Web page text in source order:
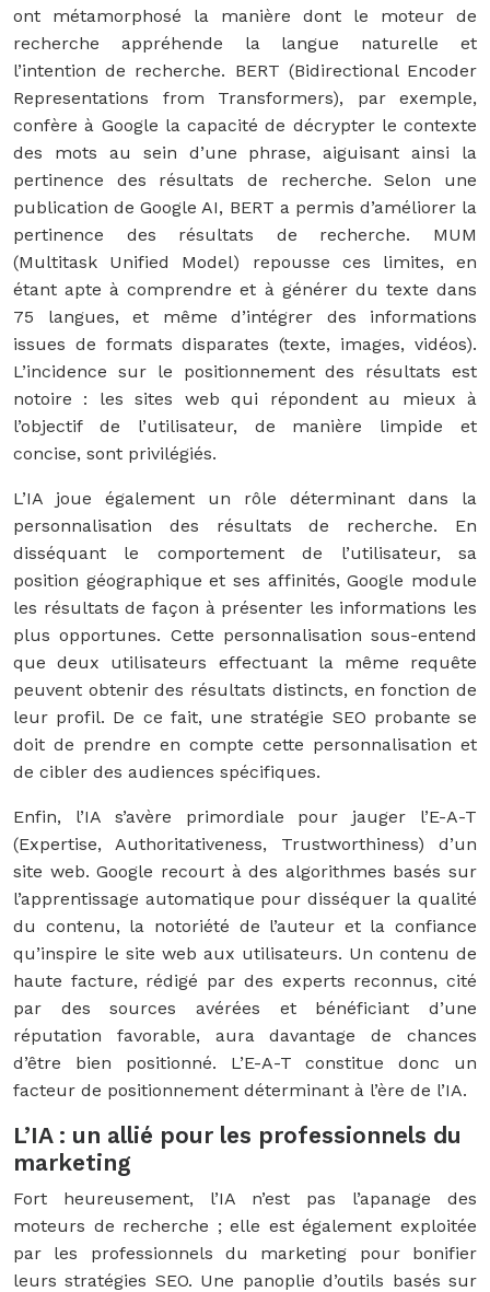
ont métamorphosé la manière dont le moteur de
recherche appréhende la langue naturelle et
l’intention de recherche. BERT (Bidirectional Encoder
Representations from Transformers), par exemple,
confère à Google la capacité de décrypter le contexte
des mots au sein d’une phrase, aiguisant ainsi la
pertinence des résultats de recherche. Selon une
publication de Google AI, BERT a permis d’améliorer la
pertinence des résultats de recherche. MUM
(Multitask Unified Model) repousse ces limites, en
étant apte à comprendre et à générer du texte dans
75 langues, et même d’intégrer des informations
issues de formats disparates (texte, images, vidéos).
L’incidence sur le positionnement des résultats est
notoire : les sites web qui répondent au mieux à
l’objectif de l’utilisateur, de manière limpide et
concise, sont privilégiés.
L’IA joue également un rôle déterminant dans la
personnalisation des résultats de recherche. En
disséquant le comportement de l’utilisateur, sa
position géographique et ses affinités, Google module
les résultats de façon à présenter les informations les
plus opportunes. Cette personnalisation sous-entend
que deux utilisateurs effectuant la même requête
peuvent obtenir des résultats distincts, en fonction de
leur profil. De ce fait, une stratégie SEO probante se
doit de prendre en compte cette personnalisation et
de cibler des audiences spécifiques.
Enfin, l’IA s’avère primordiale pour jauger l’E-A-T
(Expertise, Authoritativeness, Trustworthiness) d’un
site web. Google recourt à des algorithmes basés sur
l’apprentissage automatique pour disséquer la qualité
du contenu, la notoriété de l’auteur et la confiance
qu’inspire le site web aux utilisateurs. Un contenu de
haute facture, rédigé par des experts reconnus, cité
par des sources avérées et bénéficiant d’une
réputation favorable, aura davantage de chances
d’être bien positionné. L’E-A-T constitue donc un
facteur de positionnement déterminant à l’ère de l’IA.
L’IA : un allié pour les professionnels du
marketing
Fort heureusement, l’IA n’est pas l’apanage des
moteurs de recherche ; elle est également exploitée
par les professionnels du marketing pour bonifier
leurs stratégies SEO. Une panoplie d’outils basés sur